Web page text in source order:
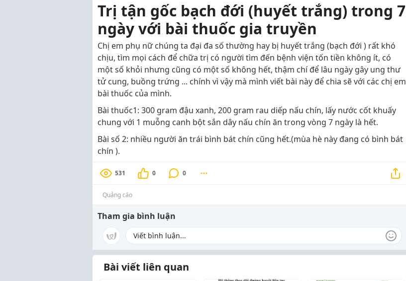
Trị tận gốc bạch đới (huyết trắng) trong 7
ngày với bài thuốc gia truyền
Chị em phụ nữ chúng ta đại đa số thường hay bị huyết trắng (bạch đới ) rất khó
chịu, tìm mọi cách để chữa trị có người tìm đến bệnh viện tốn tiền không ít, có
một số khỏi nhưng cũng có một số không hết, thậm chí để lâu ngày gây ung thư
tử cung, buồng trứng ... chính vì vậy mà mình viết bài này để chia sẽ với các chị em
bài thuốc của mình.
Bài thuốc1: 300 gram đậu xanh, 200 gram rau diếp nấu chín, lấy nước cốt khuấy
chung với 1 muỗng canh bột sắn dây nấu chín ăn trong vòng 7 ngày là hết.
Bài số 2: nhiều người ăn trái bình bát chín cũng hết.(mùa hè này đang có bình bát
chín ).
531 0 0
Quảng cáo
Tham gia bình luận
Bài viết liên quan